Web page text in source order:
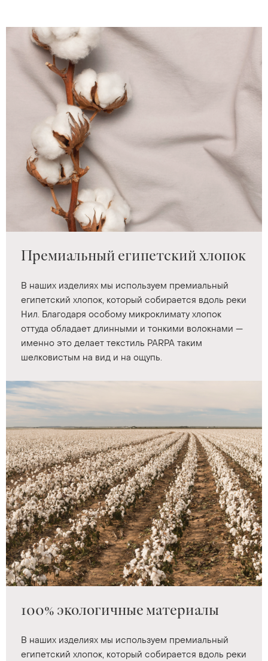
Премиальный египетский хлопок
В наших изделиях мы используем премиальный
египетский хлопок, который собирается вдоль реки
Нил. Благодаря особому микроклимату хлопок
оттуда обладает длинными и тонкими волокнами —
именно это делает текстиль PARPA таким
шелковистым на вид и на ощупь.
100% экологичные материалы
В наших изделиях мы используем премиальный
египетский хлопок, который собирается вдоль реки